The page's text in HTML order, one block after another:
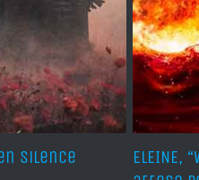
Silence
ELEINE,